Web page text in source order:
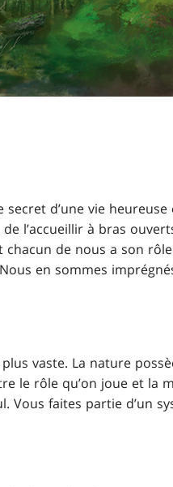
d’une vie heureuse
l’accueillir à bras
de nous a son
en sommes
vaste. La nature
le rôle qu’on joue et la
Vous faites partie d’un